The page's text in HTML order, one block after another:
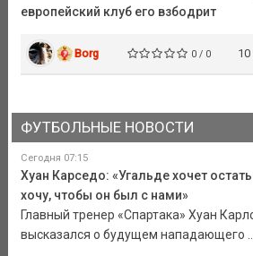
европейский клуб его взбодрит
Borg 0 / 0
ФУТБОЛЬНЫЕ НОВОСТИ
Сегодня 07:15
Хуан Карседо: «Угальде хочет
хочу, чтобы он был с нами»
Главный тренер «Спартака» Хуан
высказался о будущем нападающего